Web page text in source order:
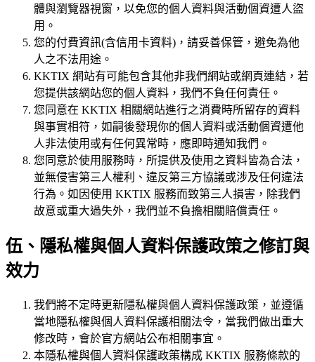
體與瀏覽器視窗，以免您的個人資料與活動個資遭人盜
用。
您的付費資訊(含信用卡資料)，請妥善保管，避免為他
人之不法用途。
KKTIX 網站有可能包含其他非我們網站或網頁連結，若
您提供該網站您的個人資料，我們不負任何責任。
您同意在 KKTIX 相關網站進行之消費時所留存的資料
與事實相符，如嗣後發現你的個人資料或活動個資遭他
人非法使用或有任何異常時，應即時通知我們。
您同意於使用服務時，所提供及使用之資料皆為合法，
並無侵害第三人權利、違反第三方協議或涉及任何違法
行為。如因使用 KKTIX 服務而致第三人損害，除我們
故意或重大過失外，我們並不負擔相關賠償責任。
伍、隱私權與個人資料保護政策之修訂與
效力
我們將不定時更新隱私權與個人資料保護政策，並遵循
當地隱私權與個人資料保護相關法令，當我們做出重大
修改時，會於官方網站公布相關事宜。
本隱私權與個人資料保護政策構成 KKTIX 服務條款的